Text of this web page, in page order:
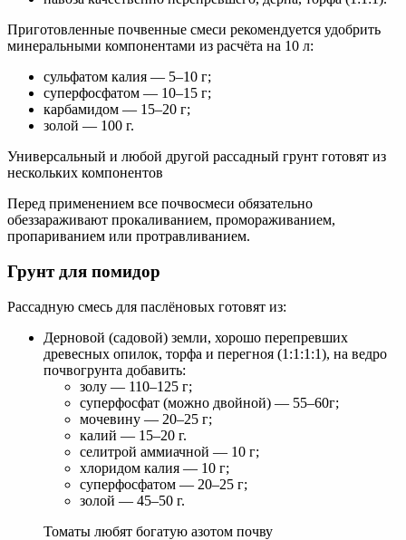
Приготовленные почвенные смеси рекомендуется удобрить
минеральными компонентами из расчёта на 10 л:
сульфатом калия — 5–10 г;
суперфосфатом — 10–15 г;
карбамидом — 15–20 г;
золой — 100 г.
Универсальный и любой другой рассадный грунт готовят из
нескольких компонентов
Перед применением все почвосмеси обязательно
обеззараживают прокаливанием, промораживанием,
пропариванием или протравливанием.
Грунт для помидор
Рассадную смесь для паслёновых готовят из:
Дерновой (садовой) земли, хорошо перепревших
древесных опилок, торфа и перегноя (1:1:1:1), на ведро
почвогрунта добавить:
золу — 110–125 г;
суперфосфат (можно двойной) — 55–60г;
мочевину — 20–25 г;
калий — 15–20 г.
селитрой аммиачной — 10 г;
хлоридом калия — 10 г;
суперфосфатом — 20–25 г;
золой — 45–50 г.
Томаты любят богатую азотом почву